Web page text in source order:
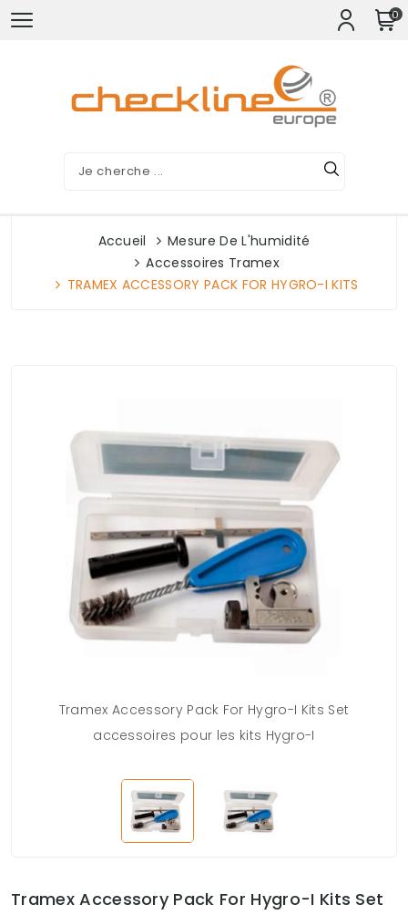
0
Accueil
Mesure De L'humidité
Accessoires Tramex
TRAMEX ACCESSORY PACK FOR HYGRO-I KITS
Tramex Accessory Pack For Hygro-I Kits Set
accessoires pour les kits Hygro-I
Tramex Accessory Pack For Hygro-I Kits Set